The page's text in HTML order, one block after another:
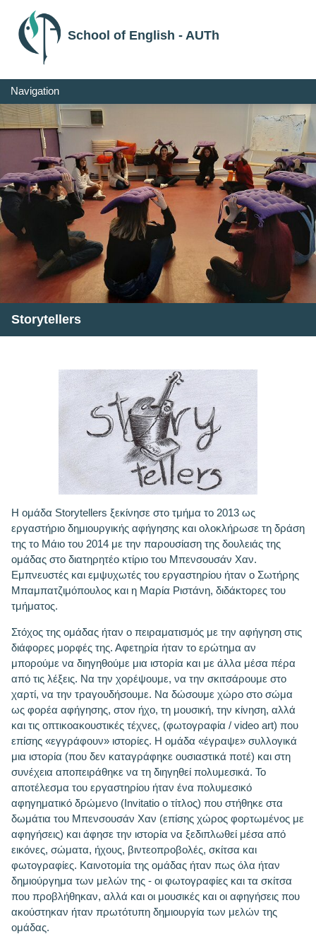
School of English - AUTh
Navigation
Storytellers
Η ομάδα Storytellers ξεκίνησε στο τμήμα το 2013 ως
εργαστήριο δημιουργικής αφήγησης και ολοκλήρωσε τη δράση
της το Μάιο του 2014 με την παρουσίαση της δουλειάς της
ομάδας στο διατηρητέο κτίριο του Μπενσουσάν Χαν.
Εμπνευστές και εμψυχωτές του εργαστηρίου ήταν ο Σωτήρης
Μπαμπατζιμόπουλος και η Μαρία Ριστάνη, διδάκτορες του
τμήματος.
Στόχος της ομάδας ήταν ο πειραματισμός με την αφήγηση στις
διάφορες μορφές της. Αφετηρία ήταν το ερώτημα αν
μπορούμε να διηγηθούμε μια ιστορία και με άλλα μέσα πέρα
από τις λέξεις. Να την χορέψουμε, να την σκιτσάρουμε στο
χαρτί, να την τραγουδήσουμε. Να δώσουμε χώρο στο σώμα
ως φορέα αφήγησης, στον ήχο, τη μουσική, την κίνηση, αλλά
και τις οπτικοακουστικές τέχνες, (φωτογραφία / video art) που
επίσης «εγγράφουν» ιστορίες. Η ομάδα «έγραψε» συλλογικά
μια ιστορία (που δεν καταγράφηκε ουσιαστικά ποτέ) και στη
συνέχεια αποπειράθηκε να τη διηγηθεί πολυμεσικά. To
αποτέλεσμα του εργαστηρίου ήταν ένα πολυμεσικό
αφηγηματικό δρώμενο (Invitatio ο τίτλος) που στήθηκε στα
δωμάτια του Μπενσουσάν Χαν (επίσης χώρος φορτωμένος με
αφηγήσεις) και άφησε την ιστορία να ξεδιπλωθεί μέσα από
εικόνες, σώματα, ήχους, βιντεοπροβολές, σκίτσα και
φωτογραφίες. Καινοτομία της ομάδας ήταν πως όλα ήταν
δημιούργημα των μελών της - οι φωτογραφίες και τα σκίτσα
που προβλήθηκαν, αλλά και οι μουσικές και οι αφηγήσεις που
ακούστηκαν ήταν πρωτότυπη δημιουργία των μελών της
ομάδας.